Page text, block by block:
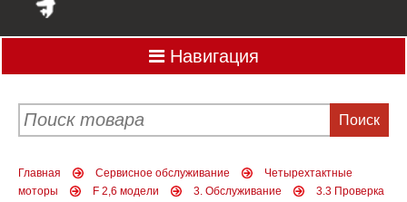
Навигация
Главная Сервисное обслуживание
Четырехтактные
моторы
F 2,6 модели 3. Обслуживание
3.3 Проверка